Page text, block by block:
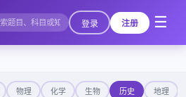
登录 注册 ☰
物理 化学 生物 历史 地理